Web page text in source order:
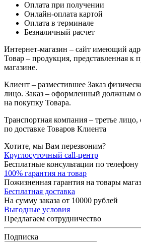
Оплата при получении
Онлайн-оплата картой
Оплата в терминале
Безналичный расчет
Интернет-магазин – сайт имеющий
Товар – продукция, представленная к
магазине.
Клиент – разместившее Заказ
лицо. Заказ – оформленный должным
на покупку Товара.
Транспортная компания – третье
по доставке Товаров Клиента
Хотите, мы Вам перезвоним?
Круглосуточный call-центр
Бесплатные консультации по телефону
100% гарантия на товар
Пожизненная гарантия на товары
Бесплатная доставка
На сумму заказа от 10000 рублей
Выгодные условия
Предлагаем сотрудничество
Подписка